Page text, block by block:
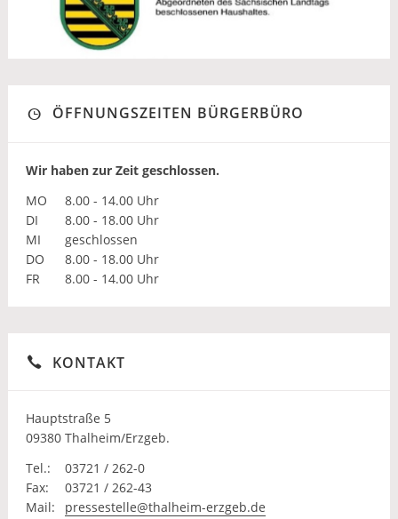
ÖFFNUNGSZEITEN BÜRGERBÜRO
Wir haben zur Zeit geschlossen.
MO
8.00 - 14.00 Uhr
DI
8.00 - 18.00 Uhr
MI
geschlossen
DO
8.00 - 18.00 Uhr
FR
8.00 - 14.00 Uhr
KONTAKT
Hauptstraße 5
09380 Thalheim/Erzgeb.
Tel.:
03721 / 262-0
Fax:
03721 / 262-43
Mail:
pressestelle@thalheim-erzgeb.de